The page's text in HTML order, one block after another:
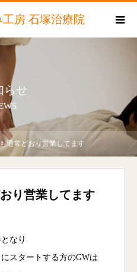
房 石塚治療院
らせ
通常どおり営業してます
り営業してます
なり
スタートする方のGWは